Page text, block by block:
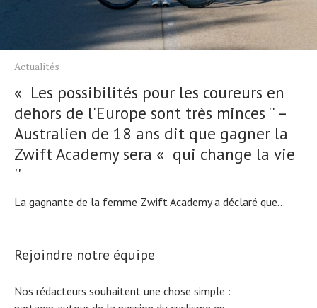
Actualités
« Les possibilités pour les coureurs en
dehors de l'Europe sont très minces '' –
Australien de 18 ans dit que gagner la
Zwift Academy sera « qui change la vie
''
La gagnante de la femme Zwift Academy a déclaré que...
Rejoindre notre équipe
Nos rédacteurs souhaitent une chose simple :